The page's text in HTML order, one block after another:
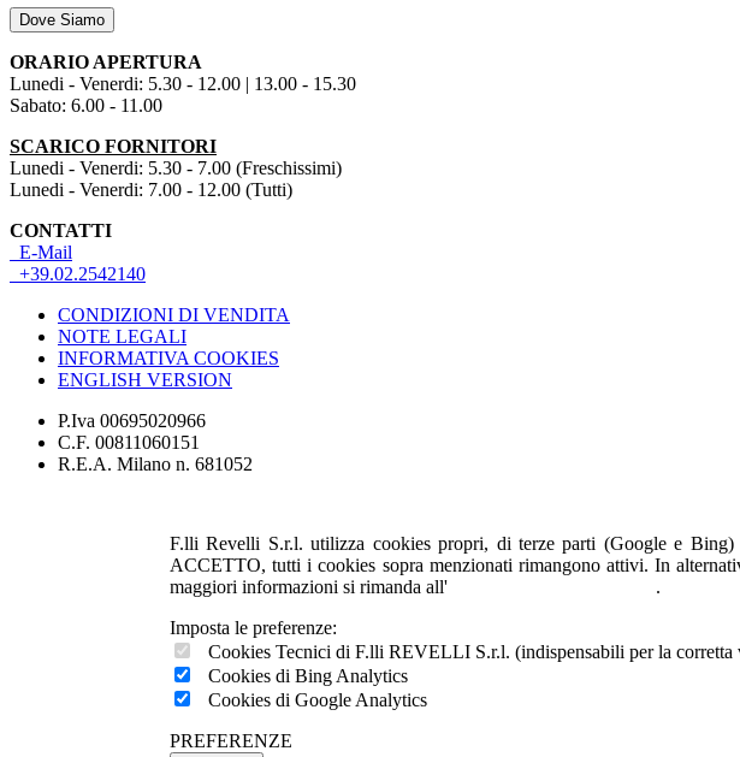
Dove Siamo
ORARIO APERTURA
Lunedi - Venerdi: 5.30 - 12.00 | 13.00 - 15.30
Sabato: 6.00 - 11.00
SCARICO FORNITORI
Lunedi - Venerdi: 5.30 - 7.00 (Freschissimi)
Lunedi - Venerdi: 7.00 - 12.00 (Tutti)
CONTATTI
E-Mail
+39.02.2542140
CONDIZIONI DI VENDITA
NOTE LEGALI
INFORMATIVA COOKIES
ENGLISH VERSION
P.Iva 00695020966
C.F. 00811060151
R.E.A. Milano n. 681052
F.lli Revelli S.r.l. utilizza cookies propri, di terze parti (Google e
ACCETTO, tutti i cookies sopra menzionati rimangono attivi. In
maggiori informazioni si rimanda all'INFORMATIVA ESTESA .
Imposta le preferenze:
Cookies Tecnici di F.lli REVELLI S.r.l. (indispensabili per la corretta
Cookies di Bing Analytics
Cookies di Google Analytics
PREFERENZE